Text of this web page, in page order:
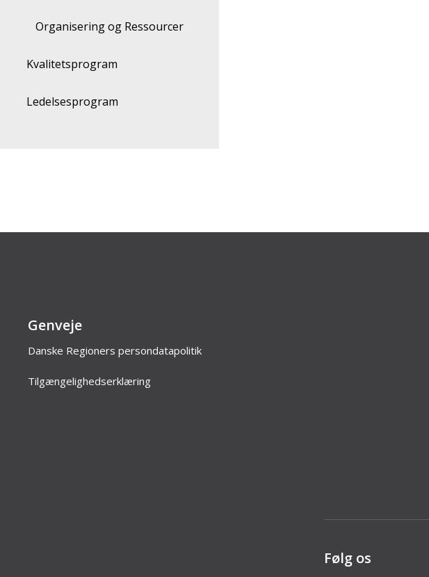
Organisering og Ressourcer
Kvalitetsprogram
Ledelsesprogram
Genveje
Danske Regioners persondatapolitik
Tilgængelighedserklæring
Følg os